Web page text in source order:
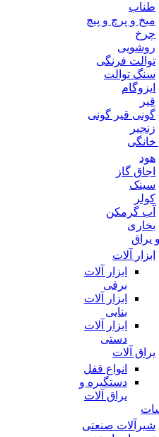
طناب
میخ و پرچ و پیچ
چرخ
روشویی
توالت فرنگی
سنگ توالت
ایزوگام
قیر
گونی قیر گونی
زنجیر
خانگی
هود
اجاق گاز
سینک
کولر
آب گرمکن
بخاری
و یراق
ابزار آلات
ابزار آلات
برقی
ابزار آلات
بنایی
ابزار آلات
دستی
یراق آلات
انواع قفل
دستگیره و
یراق آلات
شیرآلات صنعتی